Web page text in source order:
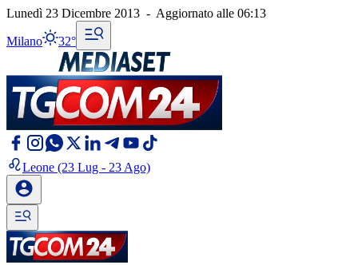
Lunedì 23 Dicembre 2013 - Aggiornato alle 06:13
Milano 32°
Leone (23 Lug - 23 Ago)